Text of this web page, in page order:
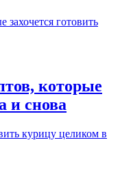
которые
и снова